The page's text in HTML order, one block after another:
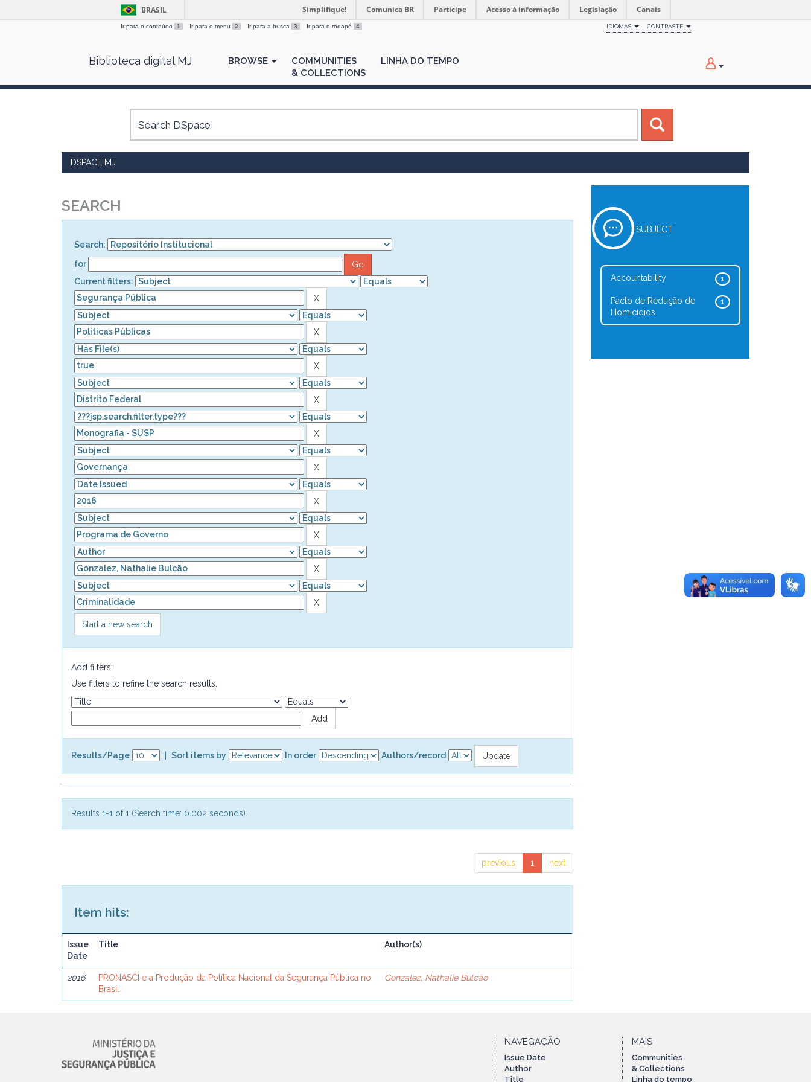
BRASIL Simplifique! Comunica BR Participe Acesso à informação Legislação Canais
Ir para o conteúdo 1 Ir para o menu 2 Ir para a busca 3 Ir para o rodapé 4 IDIOMAS CONTRASTE
Biblioteca digital MJ BROWSE
COMMUNITIES
& COLLECTIONS
LINHA DO TEMPO
DSPACE MJ
SEARCH
Search:
for
Current filters:
Start a new search
Add filters:
Use filters to refine the search results.
Results/Page Sort items by In order Authors/record
Results 1-1 of 1 (Search time: 0.002 seconds).
previous 1 next
Item hits:
Issue
Date
Title Author(s)
2016
PRONASCI e a Produção da Política Nacional da Segurança Pública no
Brasil
Gonzalez, Nathalie Bulcão
SUBJECT
1
Accountability
1
Pacto de Redução de
Homicídios
NAVEGAÇÃO
Issue Date
Author
Title
MAIS
Communities
& Collections
Linha do tempo